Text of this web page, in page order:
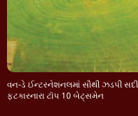
વન-ડે ઈન્ટરનેશનલમાં સૌથી ઝડપી સદી
ફટકારનારા ટૉપ 10 બેટ્સમેન